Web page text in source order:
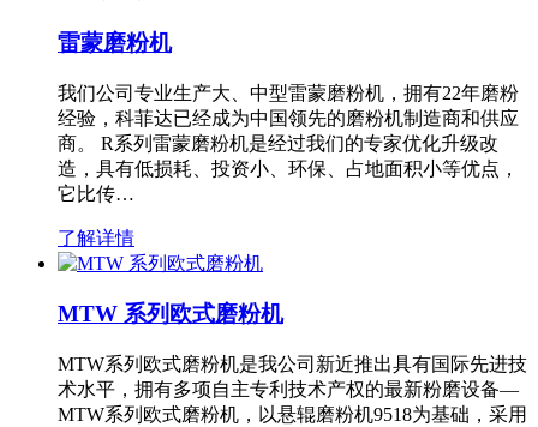
雷蒙磨粉机
我们公司专业生产大、中型雷蒙磨粉机，拥有22年磨粉
经验，科菲达已经成为中国领先的磨粉机制造商和供应
商。 R系列雷蒙磨粉机是经过我们的专家优化升级改
造，具有低损耗、投资小、环保、占地面积小等优点，
它比传…
了解详情
MTW 系列欧式磨粉机
MTW系列欧式磨粉机是我公司新近推出具有国际先进技
术水平，拥有多项自主专利技术产权的最新粉磨设备—
MTW系列欧式磨粉机，以悬辊磨粉机9518为基础，采用